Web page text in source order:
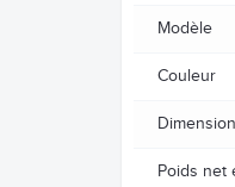
Modèle
Couleur
Poids net